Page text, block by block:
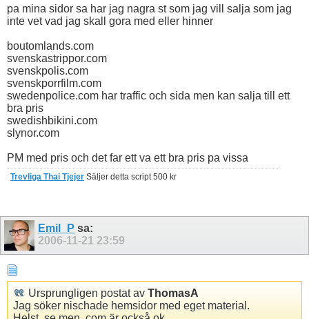
pa mina sidor sa har jag nagra st som jag vill salja som jag
inte vet vad jag skall gora med eller hinner
boutomlands.com
svenskastrippor.com
svenskpolis.com
svenskporrfilm.com
swedenpolice.com har traffic och sida men kan salja till ett
bra pris
swedishbikini.com
slynor.com
PM med pris och det far ett va ett bra pris pa vissa
Trevliga Thai Tjejer Säljer detta script 500 kr
Emil_P sa:
2006-11-21 23:59
Ursprungligen postat av ThomasA
Jag söker nischade hemsidor med eget material.